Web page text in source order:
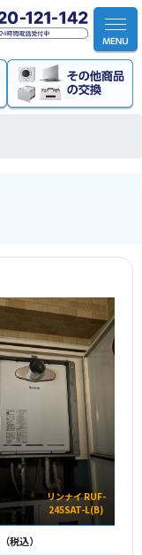
リンナイ RUF-
245SAT-L(B)
（税込）